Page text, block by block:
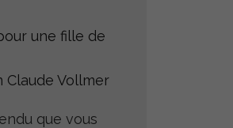
une fille de
Claude Vollmer
que vous